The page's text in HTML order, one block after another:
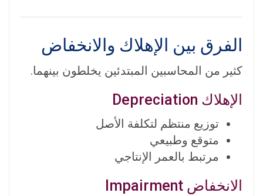
الفرق بين الإهلاك والانخفاض
كثير من المحاسبين المبتدئين يخلطون بينهما.
الإهلاك Depreciation
توزيع منتظم لتكلفة الأصل
متوقع وطبيعي
مرتبط بالعمر الإنتاجي
الانخفاض Impairment